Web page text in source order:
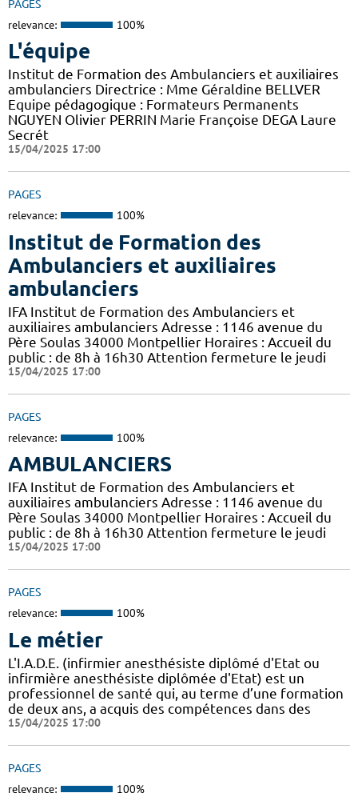
PAGES
relevance: 100%
L'équipe
Institut de Formation des Ambulanciers et auxiliaires
ambulanciers Directrice : Mme Géraldine BELLVER
Equipe pédagogique : Formateurs Permanents
NGUYEN Olivier PERRIN Marie Françoise DEGA Laure
Secrét
15/04/2025 17:00
PAGES
relevance: 100%
Institut de Formation des
Ambulanciers et auxiliaires
ambulanciers
IFA Institut de Formation des Ambulanciers et
auxiliaires ambulanciers Adresse : 1146 avenue du
Père Soulas 34000 Montpellier Horaires : Accueil du
public : de 8h à 16h30 Attention fermeture le jeudi
15/04/2025 17:00
PAGES
relevance: 100%
AMBULANCIERS
IFA Institut de Formation des Ambulanciers et
auxiliaires ambulanciers Adresse : 1146 avenue du
Père Soulas 34000 Montpellier Horaires : Accueil du
public : de 8h à 16h30 Attention fermeture le jeudi
15/04/2025 17:00
PAGES
relevance: 100%
Le métier
L'I.A.D.E. (infirmier anesthésiste diplômé d'Etat ou
infirmière anesthésiste diplômée d'Etat) est un
professionnel de santé qui, au terme d’une formation
de deux ans, a acquis des compétences dans des
15/04/2025 17:00
PAGES
relevance: 100%